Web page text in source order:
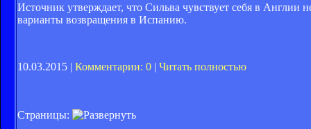
Источник утверждает, что Сильва чувствует себя в Англии
варианты возвращения в Испанию.
10.03.2015 | Комментарии: 0 | Читать полностью
Страницы: